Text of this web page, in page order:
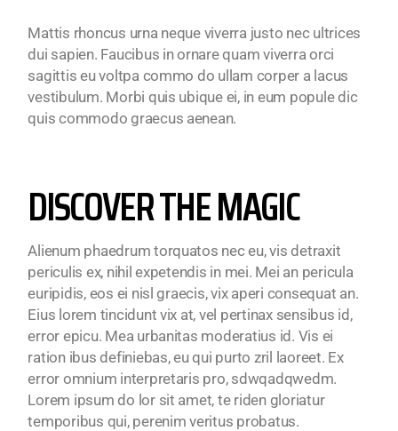
Mattis rhoncus urna neque viverra justo nec ultrices
dui sapien. Faucibus in ornare quam viverra orci
sagittis eu voltpa commo do ullam corper a lacus
vestibulum. Morbi quis ubique ei, in eum popule dic
quis commodo graecus aenean.
DISCOVER THE MAGIC
Alienum phaedrum torquatos nec eu, vis detraxit
periculis ex, nihil expetendis in mei. Mei an pericula
euripidis, eos ei nisl graecis, vix aperi consequat an.
Eius lorem tincidunt vix at, vel pertinax sensibus id,
error epicu. Mea urbanitas moderatius id. Vis ei
ration ibus definiebas, eu qui purto zril laoreet. Ex
error omnium interpretaris pro, sdwqadqwedm.
Lorem ipsum do lor sit amet, te riden gloriatur
temporibus qui, perenim veritus probatus.